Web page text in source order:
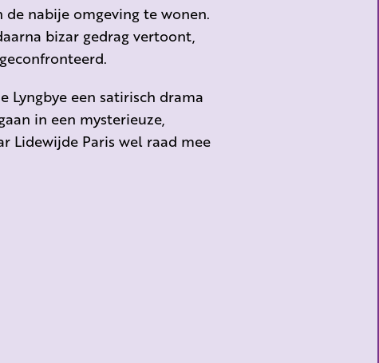
nabije omgeving te wonen.
bizar gedrag vertoont,
Lyngbye een satirisch drama
in een mysterieuze,
Lidewijde Paris wel raad mee